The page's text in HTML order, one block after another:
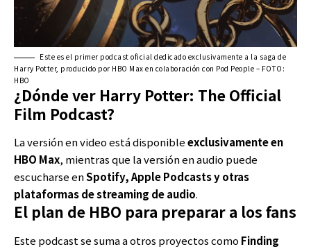
Este es el primer podcast oficial dedicado exclusivamente a la saga de
Harry Potter, producido por HBO Max en colaboración con Pod People – FOTO:
HBO
¿Dónde ver Harry Potter: The Official
Film Podcast?
La versión en video está disponibleexclusivamente en
HBO Max, mientras que la versión en audio puede
escucharse enSpotify, Apple Podcasts y otras
plataformas de streaming de audio.
El plan de HBO para preparar a los fans
Este podcast se suma a otros proyectos como Finding